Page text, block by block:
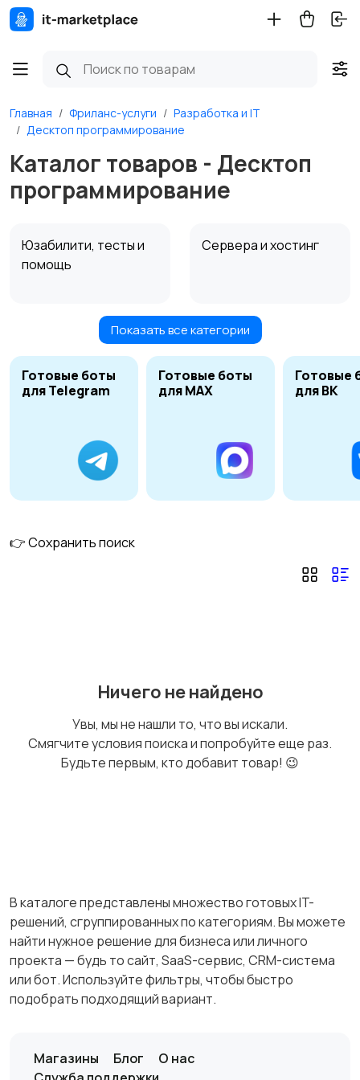
Главная Фриланс-услуги
Разработка и IT
Десктоп программирование
Каталог товаров - Десктоп
программирование
Юзабилити, тесты и
помощь
Сервера и хостинг
Мобильные
приложения
программирование
Показать все категории
Готовые боты
для Telegram
Готовые боты
для MAX
Готовые
для ВК
👉 Сохранить поиск
Ничего не найдено
Увы, мы не нашли то, что вы искали.
Смягчите условия поиска и попробуйте еще раз.
Будьте первым, кто добавит товар! 😉
В каталоге представлены множество готовых IT-
решений, сгруппированных по категориям. Вы можете
найти нужное решение для бизнеса или личного
проекта — будь то сайт, SaaS-сервис, CRM-система
или бот. Используйте фильтры, чтобы быстро
подобрать подходящий вариант.
Магазины Блог
О нас